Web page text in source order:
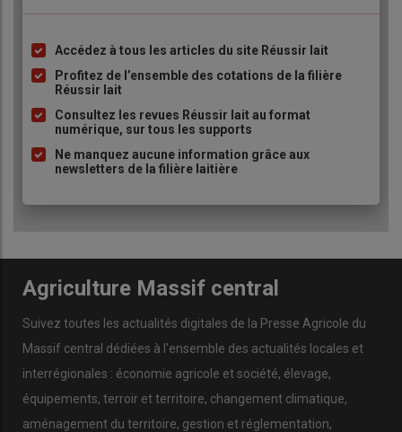
Perspectives 2026 :
mobilisation et
événements majeurs
L’année2026s’annonce riche endéfis, avec la préparation du
Festival de l’Élevage de Brive et du Concours National
Une filière unie face aux
défis
Les Assemblées Générales duHerd-Book Limousinet de
qui allie
Liste
à
puce
Accédez à tous les articles du site Réussir lait
Profitez de l’ensemble des cotations de la filière
Réussir lait
Consultez les revues Réussir lait au format
numérique, sur tous les supports
Ne manquez aucune information grâce aux
newsletters de la filière laitière
Agriculture Massif central
Suivez toutes les actualités digitales de la Presse Agricole du
Massif central dédiées à l'ensemble des actualités locales et
interrégionales : économie agricole et société, élevage,
équipements, terroir et territoire, changement climatique,
aménagement du territoire, gestion et réglementation,